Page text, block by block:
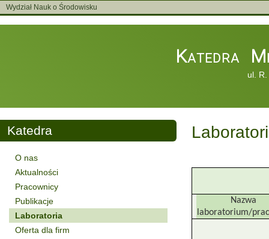
Wydział Nauk o Środowisku
Katedra
ul.
Katedra
O nas
Aktualności
Pracownicy
Publikacje
Laboratoria
Oferta dla firm
Nazwa
laboratorium/